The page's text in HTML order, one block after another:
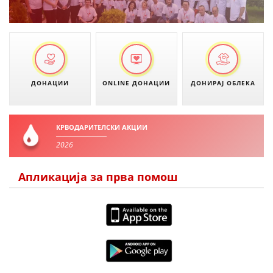
MЕЃУНАРОДНО ХУМАНИТАРНО ПРАВО
ПРОМОЦИЈА НА ХУМАНИ ВРЕДНОСТИ
УПОТРЕБА И ЗАШТИТА НА АМБЛЕМОТ
КАКО ДА ДОНИРАТЕ
ПОДГОТВЕНОСТ И ДЕЈСТВО ПРИ КАТАСТРОФИ
ОДНОСИ СО ЈАВНОСТ
ИСТРАЖУВАЊЕ НА ЈАВНО МИСЛЕЊЕ
ДОГОВОРИ
ДОНАЦИИ ONLINE ДОНАЦИИ ДОНИРАЈ ОБЛЕКА
КРВОДАРИТЕЛСКИ АКЦИИ
2026
Апликација за прва помош